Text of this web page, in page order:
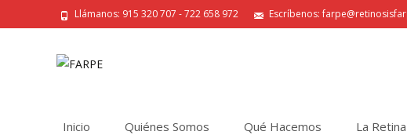
Llámanos: 915 320 707 - 722 658 972 Escríbenos:
Inicio Quiénes Somos Qué Hacemos La Retina